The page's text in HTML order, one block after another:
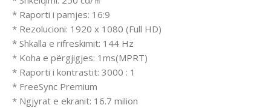
* Raporti i pamjes: 16:9
* Rezolucioni: 1920 x 1080 (Full HD)
* Shkalla e rifreskimit: 144 Hz
* Koha e përgjigjes: 1ms(MPRT)
* Raporti i kontrastit: 3000 : 1
* FreeSync Premium
* Ngjyrat e ekranit: 16.7 milion